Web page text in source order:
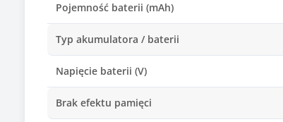
Pojemność baterii (mAh)
Typ akumulatora / baterii
Napięcie baterii (V)
Brak efektu pamięci